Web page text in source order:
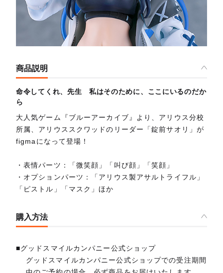
商品説明
命令してくれ、先生 私はそのために、ここにいるのだか
ら
大人気ゲーム『ブルーアーカイブ』より、アリウス分校
所属、アリウススクワッドのリーダー「錠前サオリ」が
figmaになって登場！
・表情パーツ：「微笑顔」「叫び顔」「笑顔」
・オプションパーツ：「アリウス製アサルトライフル」
「ピストル」「マスク」ほか
購入方法
■グッドスマイルカンパニー公式ショップ
グッドスマイルカンパニー公式ショップでの受注期間